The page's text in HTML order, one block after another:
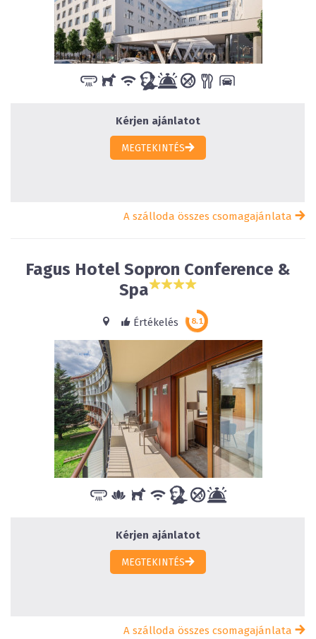
Kérjen ajánlatot
MEGTEKINTÉS
A szálloda összes csomagajánlata
Fagus Hotel Sopron Conference &
Spa
Értékelés
Kérjen ajánlatot
MEGTEKINTÉS
A szálloda összes csomagajánlata